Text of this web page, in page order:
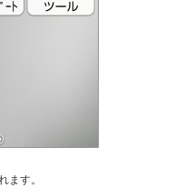
ます。